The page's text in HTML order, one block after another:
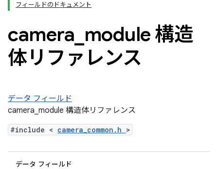
フィールドのドキュメント
camera module 構造
体リファレンス
データ フィールド
camera_module 構造体リファレンス
#include < camera_common.h >
データ フィールド